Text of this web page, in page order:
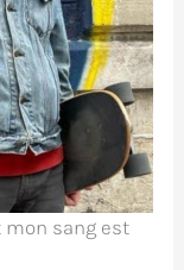
mon sang est